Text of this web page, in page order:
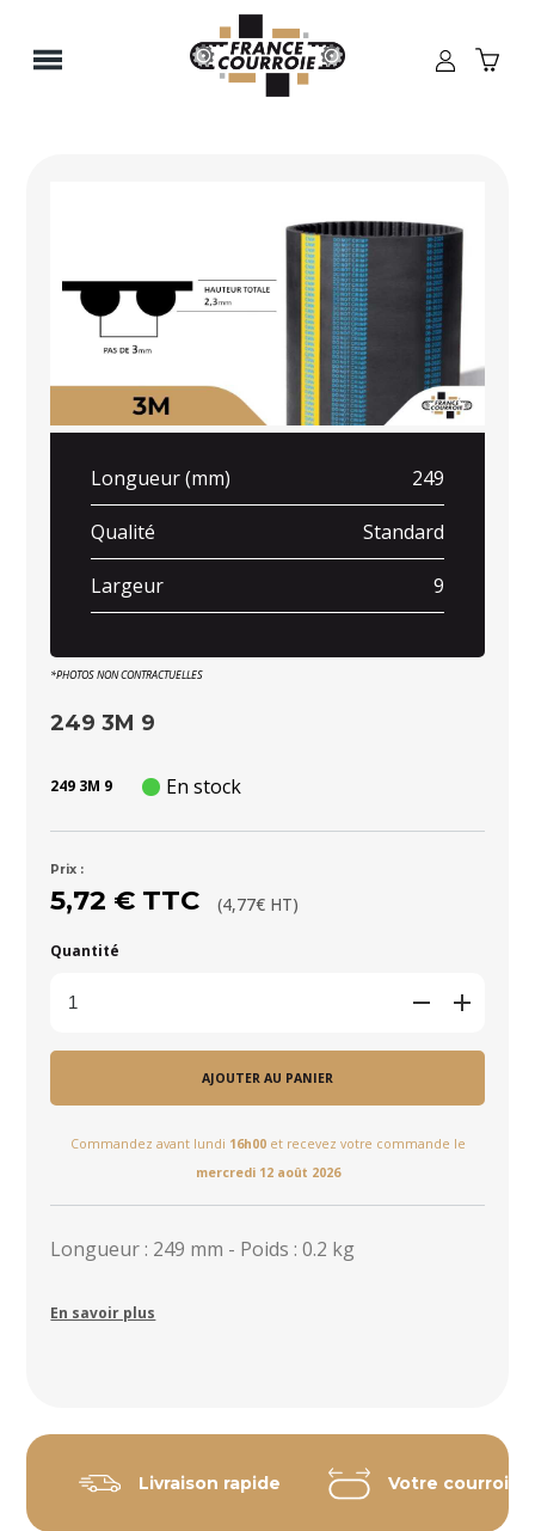
Longueur (mm) 249
Qualité Standard
Largeur 9
*PHOTOS NON CONTRACTUELLES
249 3M 9
249 3M 9 En stock
Prix :
5,72 € TTC (4,77€ HT)
Quantité
AJOUTER AU PANIER
Commandez avant lundi 16h00et recevez votre commande le
mercredi 12 août 2026
Longueur : 249 mm - Poids : 0.2 kg
En savoir plus
Livraison rapide Votre courroie
Panneau de gestion des cookies